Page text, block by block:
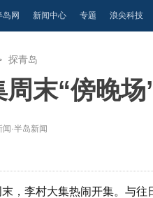
岛网 新闻中心 专题 浪尖科技
探青岛
末“傍晚
闻·半岛新闻
末，李村大集热闹开集。与